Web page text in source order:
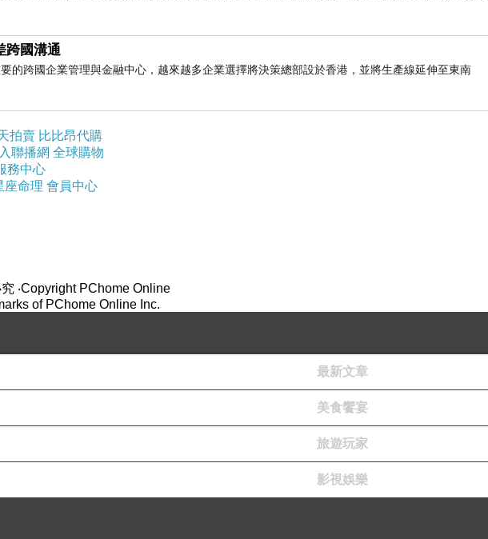
跨國溝通
的跨國企業管理與金融中心，越來越多企業選擇將決策總部設於香港，並將生產線延伸至東南
拍賣 比比昂代購
聯播網 全球購物
務中心
座命理 會員中心
‧Copyright PChome Online
of PChome Online Inc.
最新文章
美食饗宴
旅遊玩家
影視娛樂